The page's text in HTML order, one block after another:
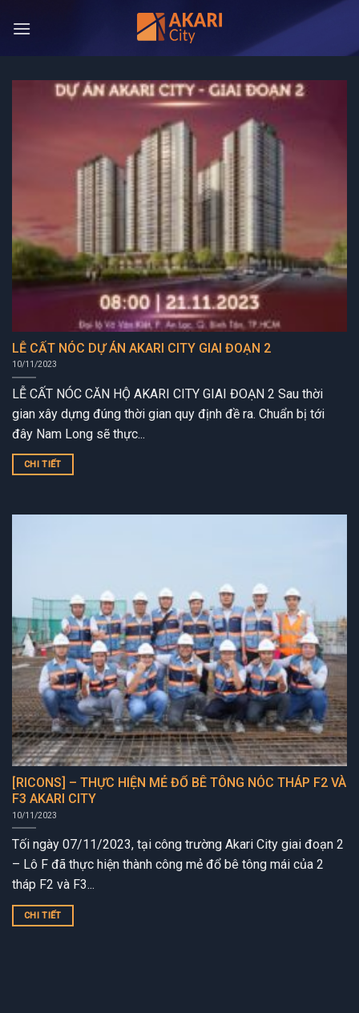
qua
LỄ CẤT NÓC DỰ ÁN AKARI CITY GIAI ĐOẠN 2
10/11/2023
LỄ CẤT NÓC CĂN HỘ AKARI CITY GIAI ĐOẠN 2 Sau thời
gian xây dựng đúng thời gian quy định đề ra. Chuẩn bị tới
đây Nam Long sẽ thực...
CHI TIẾT
[RICONS] – THỰC HIỆN MẺ ĐỔ BÊ TÔNG NÓC THÁP F2 VÀ
F3 AKARI CITY
10/11/2023
Tối ngày 07/11/2023, tại công trường Akari City giai đoạn 2
– Lô F đã thực hiện thành công mẻ đổ bê tông mái của 2
tháp F2 và F3...
CHI TIẾT